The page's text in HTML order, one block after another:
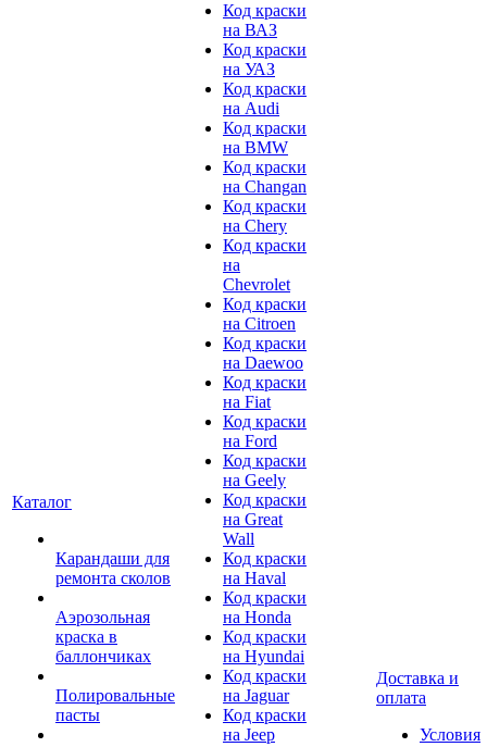
Каталог
Карандаши для
ремонта сколов
Аэрозольная
краска в
баллончиках
Полировальные
пасты
Код краски
на ВАЗ
Код краски
на УАЗ
Код краски
на Audi
Код краски
на BMW
Код краски
на Changan
Код краски
на Chery
Код краски
на
Chevrolet
Код краски
на Citroen
Код краски
на Daewoo
Код краски
на Fiat
Код краски
на Ford
Код краски
на Geely
Код краски
на Great
Wall
Код краски
на Haval
Код краски
на Honda
Код краски
на Hyundai
Код краски
на Jaguar
Код краски
на Jeep
Доставка и
оплата
Условия